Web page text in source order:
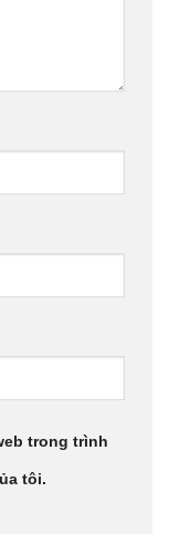
trong trình
tôi.